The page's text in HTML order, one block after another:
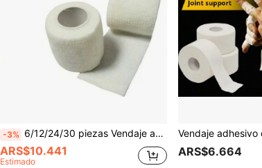
-3% 6/12/24/30 piezas Vendaje adhesivo blanco, transpirable y suave de tela no tejida, vendaje elástico autoadhesivo, cinta de 5CM * 4.5M
ARS$10.441
Estimado
ARS$6.664